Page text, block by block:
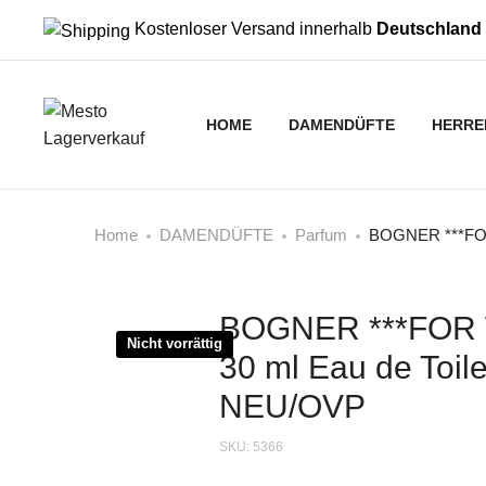
Kostenloser Versand innerhalb Deutschland
HOME DAMENDÜFTE
Home DAMENDÜFTE Parfum BOGNER
Nicht vorrättigBOGNER
30 ml Eau de
NEU/OVP
SKU: 5366